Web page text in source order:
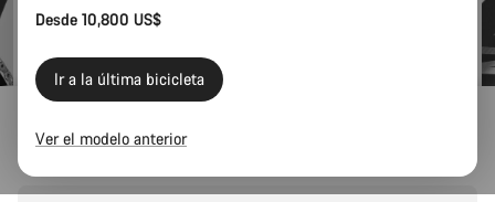
Speedmax CFR 1by AXS
Desde 10,800 US$
Ir a la última bicicleta
Ver el modelo anterior